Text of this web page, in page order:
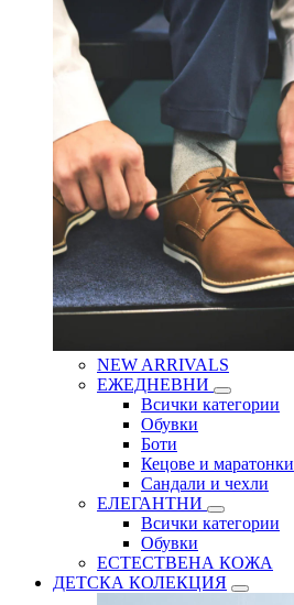
NEW ARRIVALS
ЕЖЕДНЕВНИ
Всички категории
Обувки
Боти
Кецове и маратонки
Сандали и чехли
ЕЛЕГАНТНИ
Всички категории
Обувки
ЕСТЕСТВЕНА КОЖА
ДЕТСКА КОЛЕКЦИЯ